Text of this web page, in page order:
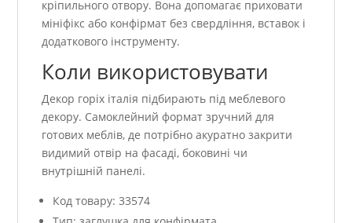
кріпильного отвору. Вона допомагає приховати
мініфікс або конфірмат без свердління, вставок і
додаткового інструменту.
Коли використовувати
Декор горіх італія підбирають під меблевого
декору. Самоклейний формат зручний для
готових меблів, де потрібно акуратно закрити
видимий отвір на фасаді, боковині чи
внутрішній панелі.
Код товару: 33574